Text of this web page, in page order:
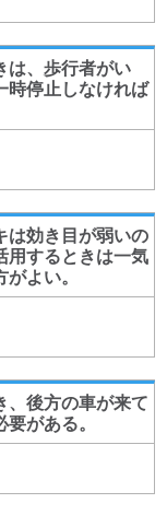
は、歩行者がい
時停止しなければ
は効き目が弱いの
用するときは一気
よい。
、後方の車が来て
がある。